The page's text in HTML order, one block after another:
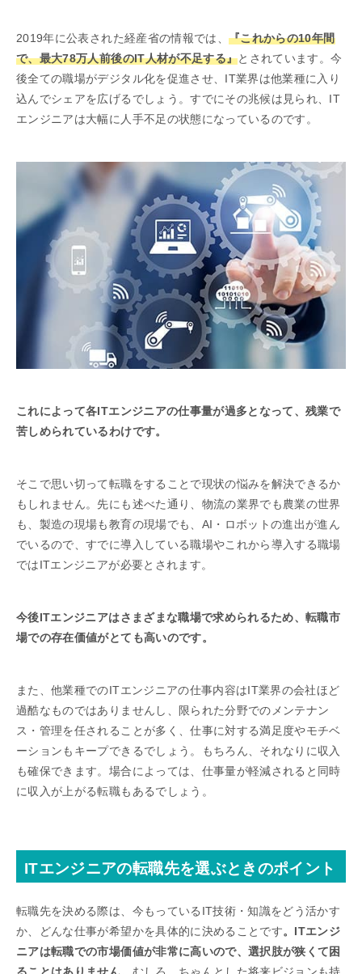
2019年に公表された経産省の情報では、 『これからの10年間
で、最大78万人前後のIT人材が不足する』とされています。今
後全ての職場がデジタル化を促進させ、IT業界は他業種に入り
込んでシェアを広げるでしょう。すでにその兆候は見られ、IT
エンジニアは大幅に人手不足の状態になっているのです。
これによって各ITエンジニアの仕事量が過多となって、残業で
苦しめられているわけです。
そこで思い切って転職をすることで現状の悩みを解決できるか
もしれません。先にも述べた通り、物流の業界でも農業の世界
も、製造の現場も教育の現場でも、AI・ロボットの進出が進ん
でいるので、すでに導入している職場やこれから導入する職場
ではITエンジニアが必要とされます。
今後ITエンジニアはさまざまな職場で求められるため、転職市
場での存在価値がとても高いのです。
また、他業種でのITエンジニアの仕事内容はIT業界の会社ほど
過酷なものではありませんし、限られた分野でのメンテナン
ス・管理を任されることが多く、仕事に対する満足度やモチベ
ーションもキープできるでしょう。もちろん、それなりに収入
も確保できます。場合によっては、仕事量が軽減されると同時
に収入が上がる転職もあるでしょう。
ITエンジニアの転職先を選ぶときのポイント
転職先を決める際は、今もっているIT技術・知識をどう活かす
か、どんな仕事が希望かを具体的に決めることです。ITエンジ
ニアは転職での市場価値が非常に高いので、選択肢が狭くて困